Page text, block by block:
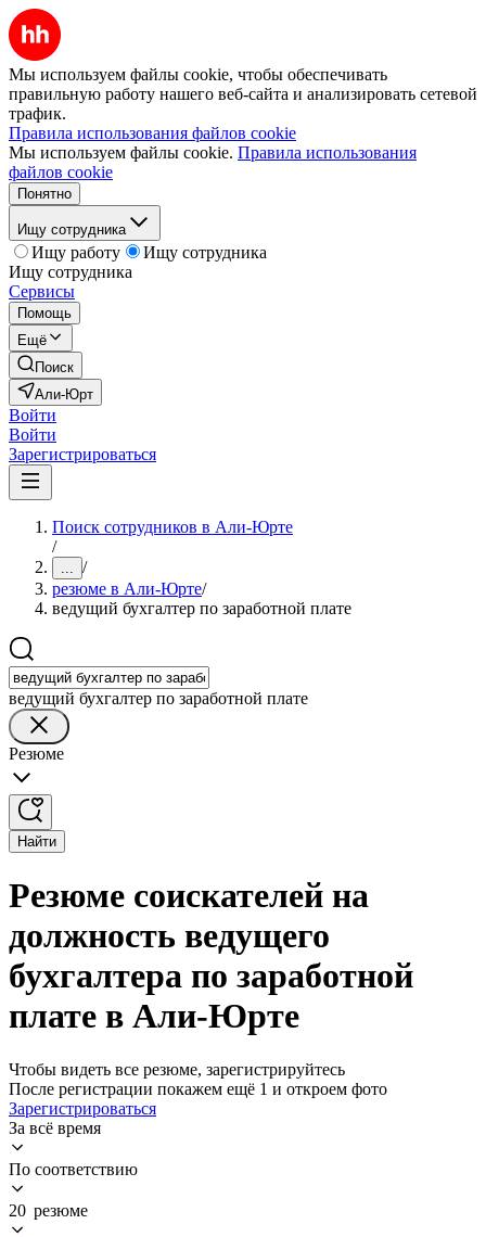
Мы используем файлы cookie, чтобы обеспечивать
правильную работу нашего веб-сайта и анализировать сетевой
трафик.
Правила использования файлов cookie
Мы используем файлы cookie. Правила использования
файлов cookie
Понятно
Ищу сотрудника
Ищу работу
Ищу сотрудника
Ищу сотрудника
Сервисы
Помощь
Ещё
Поиск
Али-Юрт
Войти
Войти
Зарегистрироваться
Поиск сотрудников в Али-Юрте
/
... /
резюме в Али-Юрте/
ведущий бухгалтер по заработной плате
ведущий бухгалтер по заработной плате
Резюме
Найти
Резюме соискателей на
должность ведущего
бухгалтера по заработной
плате в Али-Юрте
Чтобы видеть все резюме, зарегистрируйтесь
После регистрации покажем ещё 1 и откроем фото
Зарегистрироваться
За всё время
По соответствию
20 резюме